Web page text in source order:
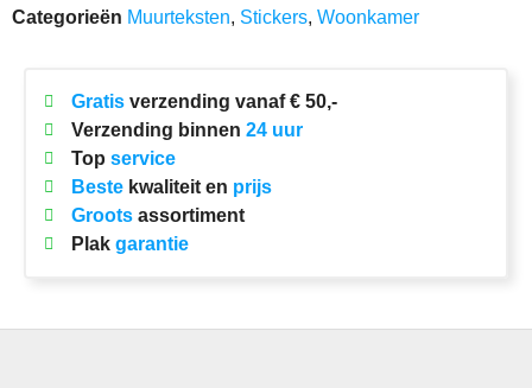
Categorieën Muurteksten, Stickers, Woonkamer
Gratisverzending vanaf € 50,-
Verzending binnen 24 uur
Top service
Bestekwaliteit en prijs
Grootsassortiment
Plak garantie